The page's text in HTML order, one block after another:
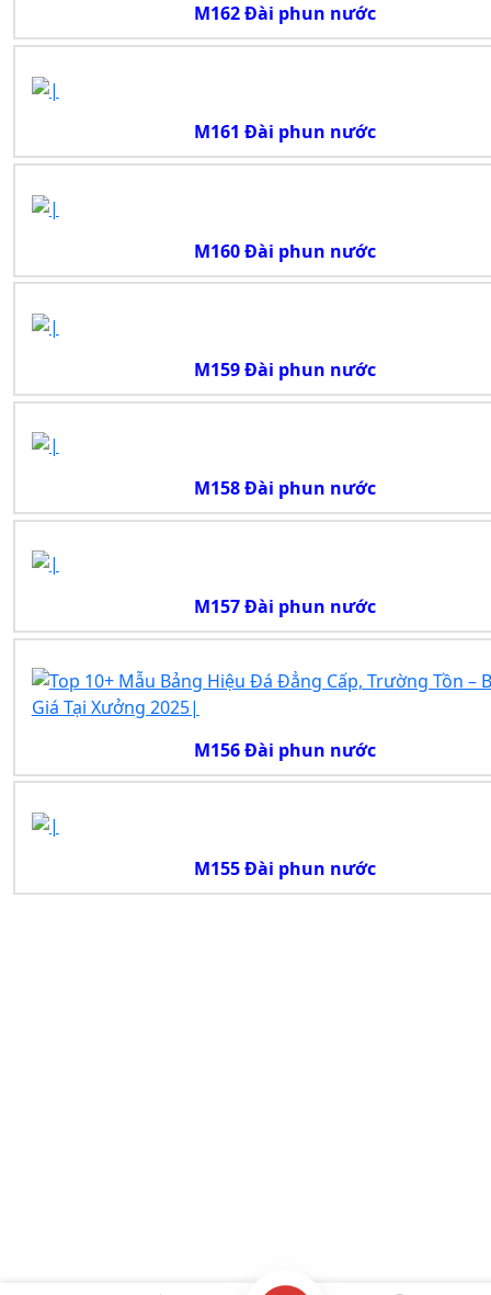
M162 Đài phun nước
M161 Đài phun nước
M160 Đài phun nước
M159 Đài phun nước
M158 Đài phun nước
M157 Đài phun nước
M156 Đài phun nước
M155 Đài phun nước